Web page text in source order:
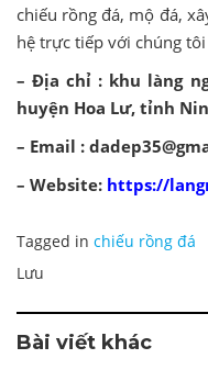
chiếu rồng đá, mộ đá,
hệ trực tiếp với chúng tôi
– Địa chỉ : khu làng
huyện Hoa Lư, tỉnh
– Email :
– Website: https://
Tagged in chiếu rồng đá
Lưu
Bài viết khác